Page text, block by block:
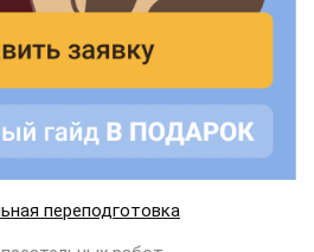
переподготовка